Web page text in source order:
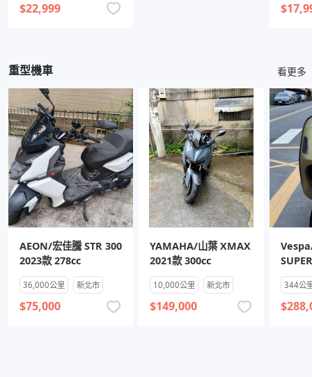
$22,999
重型機車 看更多
AEON/宏佳騰 STR 300
2023款 278cc
36,000公里 新北市
$75,000
YAMAHA/山葉 XMAX
2021款 300cc
10,000公里 新北市
$149,000
278cc
344公